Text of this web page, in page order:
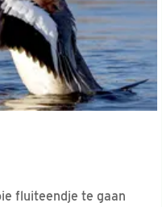
fluiteendje te gaan